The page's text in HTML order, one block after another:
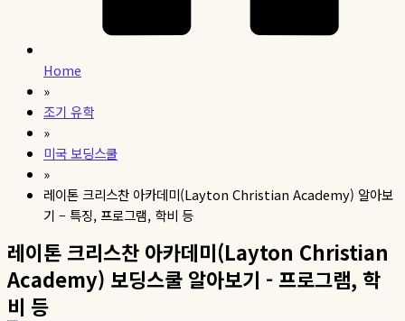
Home
»
조기 유학
»
미국 보딩스쿨
»
레이톤 크리스찬 아카데미(Layton Christian Academy) 알아보
기 – 특징, 프로그램, 학비 등
레이톤 크리스찬 아카데미(Layton Christian
Academy) 보딩스쿨 알아보기 - 프로그램, 학
비 등